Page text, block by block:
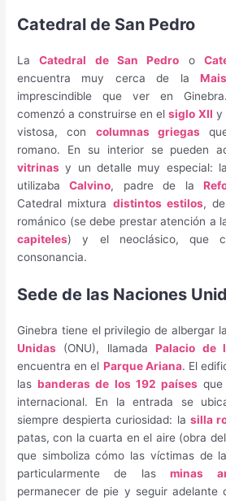
Catedral de San Pedro
LaCatedral de San Pedro o
encuentra muy cerca de la
imprescindible que ver en
comenzó a construirse en elsiglo XII y
vistosa, con columnas griegas
romano. En su interior se pueden
vitrinas y un detalle muy especial:
utilizabaCalvino, padre de la
Catedral mixtura distintos estilos,
románico (se debe prestar atención a
capiteles) y el neoclásico, que
consonancia.
Sede de las Naciones
Ginebra tiene el privilegio de albergar
Unidas (ONU), llamadaPalacio de
encuentra en el Parque Ariana. El
lasbanderas de los 192 países
internacional. En la entrada se
siempre despierta curiosidad: la silla
patas, con la cuarta en el aire (obra
que simboliza cómo las víctimas de
particularmente de lasminas
permanecer de pie y seguir adelante